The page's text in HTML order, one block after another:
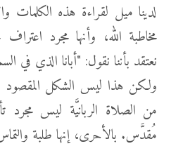
لدينا ميل لقراءة هذه الكلمات
مخاطبة الله، وأنها مجرد اعتراف
نعتقد بأننا نقول: "أبانا الذي
ولكن هذا ليس الشكل المقصود
من الصلاة الربانيَّة ليس مجرد
مُقدَّس. بالأحرى، إنها طلبة